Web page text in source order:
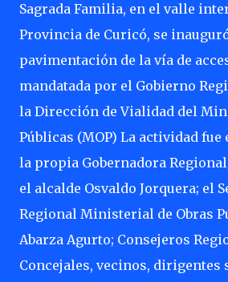
Sagrada Familia, en el valle
Provincia de Curicó, se
pavimentación de la vía de
mandatada por el Gobierno
la Dirección de Vialidad del
Públicas (MOP) La actividad fue
la propia Gobernadora
el alcalde Osvaldo Jorquera; el
Regional Ministerial de Obras
Abarza Agurto; Consejeros
Concejales, vecinos, dirigentes